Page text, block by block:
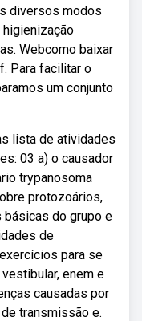
diversos modos
higienização
Webcomo baixar
Para facilitar o
um conjunto
lista de atividades
03 a) o causador
trypanosoma
protozoários,
básicas do grupo e
de
para se
enem e
causadas por
transmissão e.